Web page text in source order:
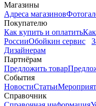
Магазины
Адреса магазинов
Покупателю
Как купить и оплатить
РоссииОбойкин сервис
Дизайнерам
Партнёрам
Предложить товар
События
НовостиСтатьи
Справочник